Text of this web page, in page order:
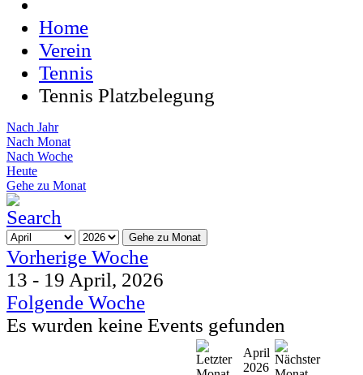
Home
Verein
Tennis
Tennis Platzbelegung
Nach Jahr
Nach Monat
Nach Woche
Heute
Gehe zu Monat
Gehe zu Monat
Vorherige Woche
13 - 19 April, 2026
Folgende Woche
Es wurden keine Events gefunden
April
2026